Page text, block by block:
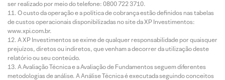
ser realizado por meio do telefone: 0800 722 3710.
O custo da operação e a política de cobrança estão definidos nas tabelas
de custos operacionais disponibilizadas no site da XP Investimentos:
www.xpi.com.br.
A XP Investimentos se exime de qualquer responsabilidade por quaisquer
prejuízos, diretos ou indiretos, que venham a decorrer da utilização deste
relatório ou seu conteúdo.
A Avaliação Técnica e a Avaliação de Fundamentos seguem diferentes
metodologias de análise. A Análise Técnica é executada seguindo conceitos